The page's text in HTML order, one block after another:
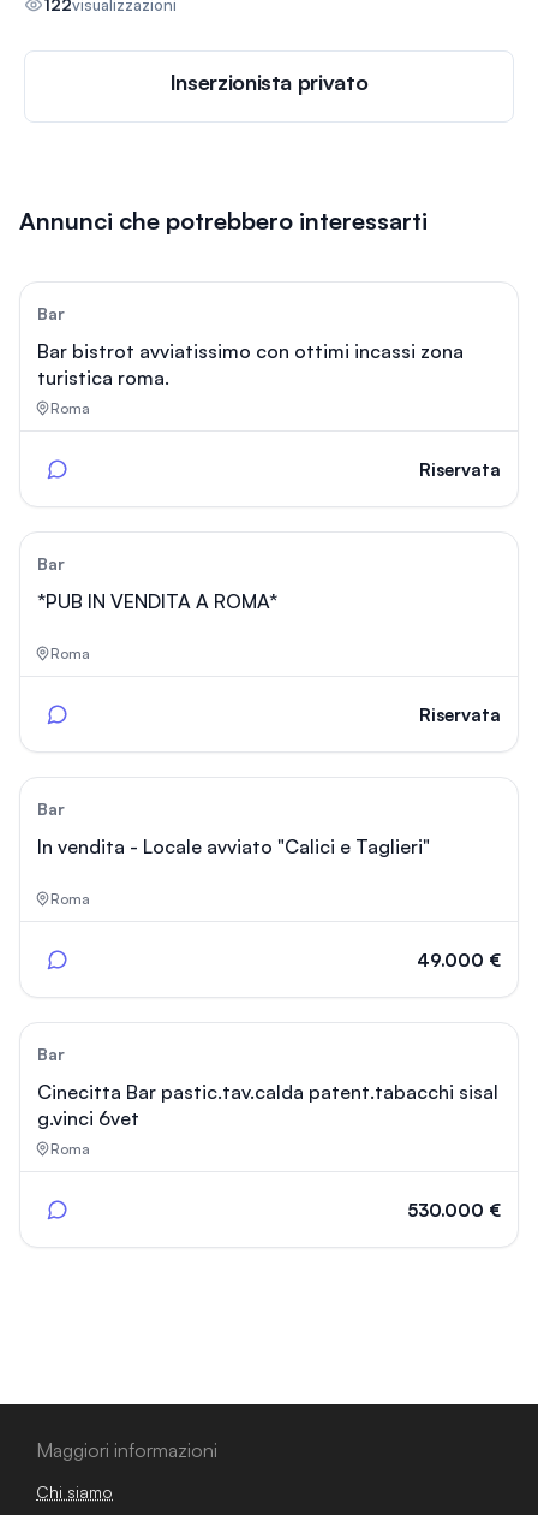
122visualizzazioni
Inserzionista privato
Annunci che potrebbero interessarti
Bar
Bar bistrot avviatissimo con ottimi incassi zona
turistica roma.
Roma
Riservata
Bar
*PUB IN VENDITA A ROMA*
Roma
Riservata
Bar
In vendita - Locale avviato "Calici e Taglieri"
Roma
49.000 €
Bar
Cinecitta Bar pastic.tav.calda patent.tabacchi sisal
g.vinci 6vet
Roma
530.000 €
Maggiori informazioni
Chi siamo